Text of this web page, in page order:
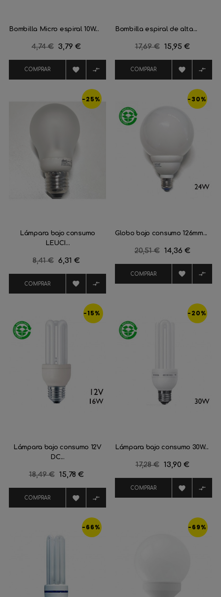
Bombilla Micro espiral 10W...
Precio
4,74 € Precio
3,79 €
COMPRAR  
Bombilla espiral de alta...
Precio
17,69 € Precio
15,95 €
COMPRAR  
-25%
Lámpara bajo consumo
LEUCI...
Precio
8,41 € Precio
6,31 €
COMPRAR  
-30%
Globo bajo consumo 126mm...
Precio
20,51 € Precio
14,36 €
COMPRAR  
-15%
Lámpara bajo consumo 12V
DC...
Precio
18,49 € Precio
15,78 €
COMPRAR  
-20%
Lámpara bajo consumo 30W...
Precio
17,28 € Precio
13,90 €
COMPRAR  
-66% -69%